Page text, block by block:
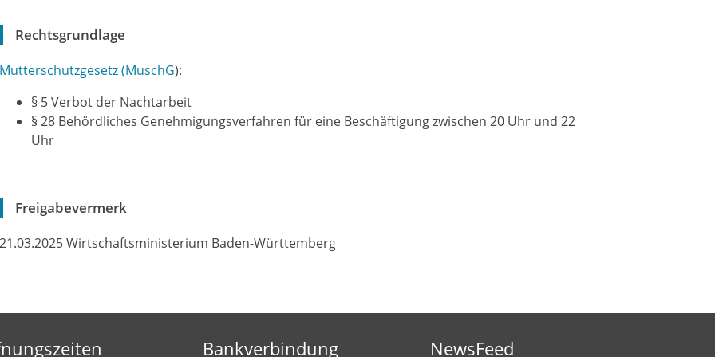
Rechtsgrundlage
Mutterschutzgesetz (MuschG):
§ 5 Verbot der Nachtarbeit
§ 28 Behördliches Genehmigungsverfahren für eine Beschäftigung zwischen 20 Uhr und 22
Uhr
Freigabevermerk
21.03.2025 Wirtschaftsministerium Baden-Württemberg
Bankverbindung NewsFeed